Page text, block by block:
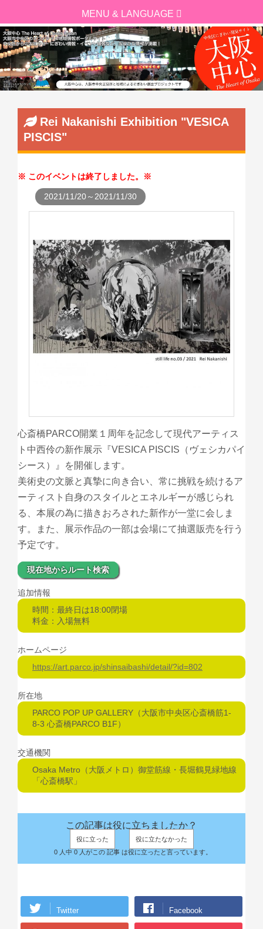
Rei Nakanishi Exhibition "VESICA
PISCIS"
このイベントは終了しました。
2021/11/20～2021/11/30
心斎橋PARCO開業１周年を記念して現代アーティス
ト中西伶の新作展示『VESICA PISCIS（ヴェシカパイ
シース）』を開催します。
美術史の文脈と真摯に向き合い、常に挑戦を続けるア
ーティスト自身のスタイルとエネルギーが感じられ
る、本展の為に描きおろされた新作が一堂に会しま
す。また、展示作品の一部は会場にて抽選販売を行う
予定です。
現在地からルート検索
追加情報
時間：最終日は18:00閉場
料金：入場無料
ホームページ
https://art.parco.jp/shinsaibashi/detail/?id=802
所在地
PARCO POP UP GALLERY（大阪市中央区心斎橋筋1-
8-3 心斎橋PARCO B1F）
交通機関
Osaka Metro（大阪メトロ）御堂筋線・長堀鶴見緑地線
「心斎橋駅」
この記事は役に立ちましたか？
役に立った
役に立たなかった
0 人中 0 人がこの 記事 は役に立ったと言っています。
Twitter Facebook